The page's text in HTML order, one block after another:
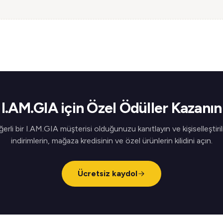
I.AM.GIA için Özel Ödüller Kazanın
bir I.AM.GIA müşterisi olduğunuzu kanıtlayın ve
indirimlerin, mağaza kredisinin ve özel ürünlerin kilidini açın.
Ücretsiz kaydol